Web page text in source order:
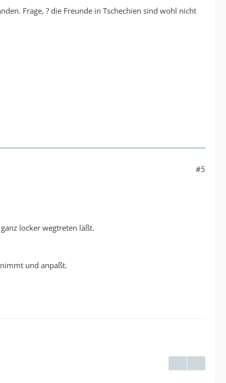
Frage, ? die Freunde in Tschechien sind wohl nicht
#5
locker wegtreten läßt.
und anpaßt.